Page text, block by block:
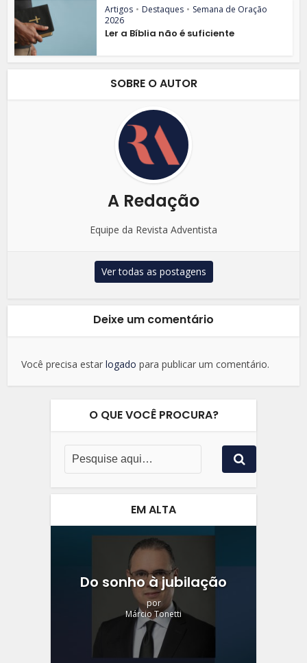
Artigos • Destaques • Semana de Oração
2026
Ler a Bíblia não é suficiente
SOBRE O AUTOR
A Redação
Equipe da Revista Adventista
Ver todas as postagens
Deixe um comentário
Você precisa estarlogado para publicar um comentário.
O QUE VOCÊ PROCURA?
EM ALTA
Do sonho à jubilação
por
Márcio Tonetti